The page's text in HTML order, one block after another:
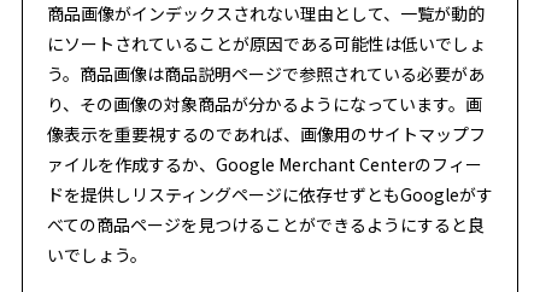
商品画像がインデックスされない理由として、一覧が動的
にソートされていることが原因である可能性は低いでしょ
う。商品画像は商品説明ページで参照されている必要があ
り、その画像の対象商品が分かるようになっています。画
像表示を重要視するのであれば、画像用のサイトマップフ
ァイルを作成するか、Google Merchant Centerのフィー
ドを提供しリスティングページに依存せずともGoogleがす
べての商品ページを見つけることができるようにすると良
いでしょう。